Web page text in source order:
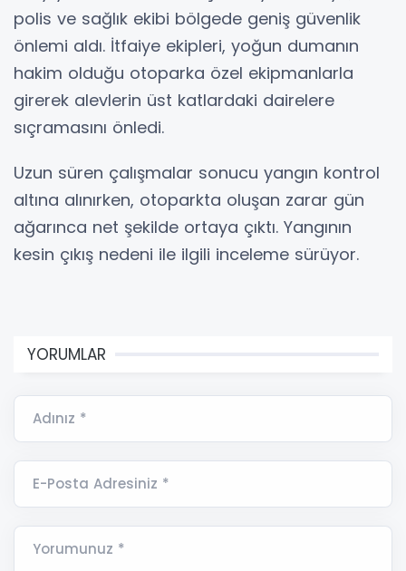
polis ve sağlık ekibi bölgede geniş güvenlik
önlemi aldı. İtfaiye ekipleri, yoğun dumanın
hakim olduğu otoparka özel ekipmanlarla
girerek alevlerin üst katlardaki dairelere
sıçramasını önledi.
Uzun süren çalışmalar sonucu yangın kontrol
altına alınırken, otoparkta oluşan zarar gün
ağarınca net şekilde ortaya çıktı. Yangının
kesin çıkış nedeni ile ilgili inceleme sürüyor.
YORUMLAR
Adınız *
E-Posta Adresiniz *
Yorumunuz *